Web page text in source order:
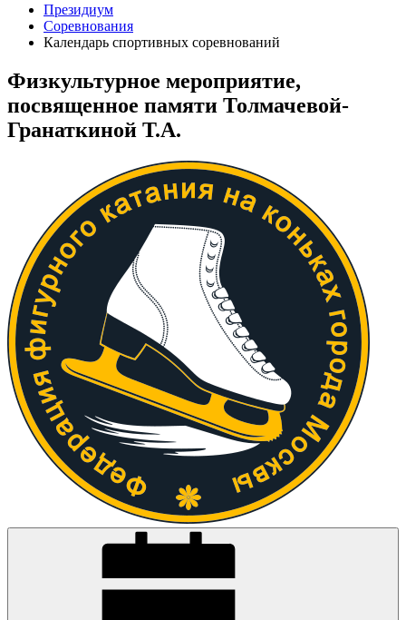
Президиум
Соревнования
Календарь спортивных соревнований
Физкультурное мероприятие,
посвященное памяти Толмачевой-
Гранаткиной Т.А.